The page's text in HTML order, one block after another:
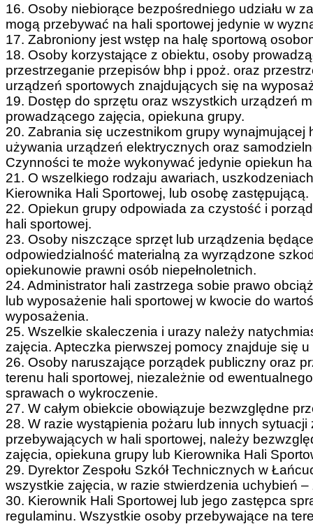
16. Osoby niebiorące bezpośredniego udziału w
mogą przebywać na hali sportowej jedynie w
17. Zabroniony jest wstęp na halę sportową
18. Osoby korzystające z obiektu, osoby
przestrzeganie przepisów bhp i ppoż. oraz
urządzeń sportowych znajdujących się na
19. Dostęp do sprzętu oraz wszystkich urządzeń
prowadzącego zajęcia, opiekuna grupy.
20. Zabrania się uczestnikom grupy
używania urządzeń elektrycznych oraz
Czynności te może wykonywać jedynie opiekun
21. O wszelkiego rodzaju awariach,
Kierownika Hali Sportowej, lub osobę zastępującą.
22. Opiekun grupy odpowiada za czystość i
hali sportowej.
23. Osoby niszczące sprzęt lub urządzenia
odpowiedzialność materialną za wyrządzone
opiekunowie prawni osób niepełnoletnich.
24. Administrator hali zastrzega sobie prawo
lub wyposażenie hali sportowej w kwocie do
wyposażenia.
25. Wszelkie skaleczenia i urazy należy
zajęcia. Apteczka pierwszej pomocy znajduje się
26. Osoby naruszające porządek publiczny oraz
terenu hali sportowej, niezależnie od
sprawach o wykroczenie.
27. W całym obiekcie obowiązuje bezwzględne
28. W razie wystąpienia pożaru lub innych
przebywających w hali sportowej, należy
zajęcia, opiekuna grupy lub Kierownika Hali
29. Dyrektor Zespołu Szkół Technicznych w
wszystkie zajęcia, w razie stwierdzenia uchybień
30. Kierownik Hali Sportowej lub jego zastępca
regulaminu. Wszystkie osoby przebywające na